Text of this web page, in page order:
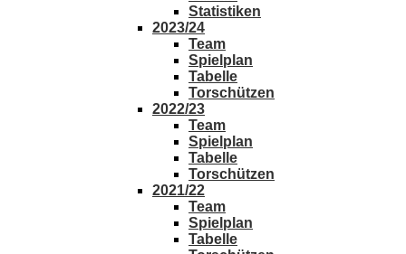
Statistiken
2023/24
Team
Spielplan
Tabelle
Torschützen
2022/23
Team
Spielplan
Tabelle
Torschützen
2021/22
Team
Spielplan
Tabelle